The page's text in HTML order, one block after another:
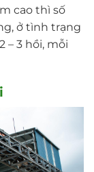
cao thì số
ở tình trạng
– 3 hồi, mỗi